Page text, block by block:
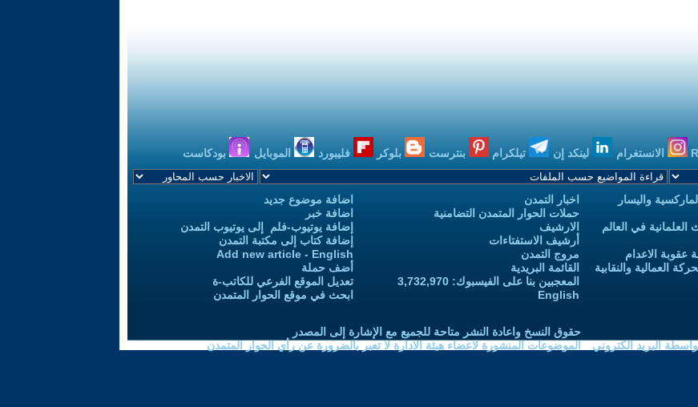
الانستغرام لينكد إن تيلكرام بنترست بلوكر فليبورد الموبايل بودكاست
واليسار
في العالم
عقوبة الاعدام
العمالية والنقابية
اخبار التمدن
حملات الحوار المتمدن التضامنية
الارشيف
أرشيف الاستفتاءات
مروج التمدن
القائمة البريدية
المعجبين بنا على الفيسبوك: 3,732,970
English
اضافة موضوع جديد
اضافة خبر
إضافة يوتيوب-فلم إلى يوتيوب التمدن
إضافة كتاب إلى مكتبة التمدن
Add new article - English
أضف حملة
تعديل الموقع الفرعي للكاتب-ة
ابحث في موقع الحوار المتمدن
البريد الكتروني
حقوق النسخ واعادة النشر متاحة للجميع مع الإشارة إلى المصدر
الموضوعات المنشورة لاعضاء هيئة الادارة لا تعبر بالضرورة عن رأي الحوار المتمدن